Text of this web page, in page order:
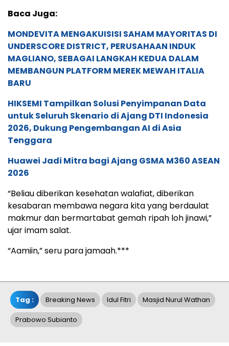
Baca Juga:
MONDEVITA MENGAKUISISI SAHAM MAYORITAS DI
UNDERSCORE DISTRICT, PERUSAHAAN INDUK
MAGLIANO, SEBAGAI LANGKAH KEDUA DALAM
MEMBANGUN PLATFORM MEREK MEWAH ITALIA
BARU
HIKSEMI Tampilkan Solusi Penyimpanan Data
untuk Seluruh Skenario di Ajang DTI Indonesia
2026, Dukung Pengembangan AI di Asia
Tenggara
Huawei Jadi Mitra bagi Ajang GSMA M360 ASEAN
2026
“Beliau diberikan kesehatan walafiat, diberikan
kesabaran membawa negara kita yang berdaulat
makmur dan bermartabat gemah ripah loh jinawi,”
ujar imam salat.
“Aamiin,” seru para jamaah.***
Tag : Breaking News Idul Fitri Masjid Nurul Wathan
Prabowo Subianto